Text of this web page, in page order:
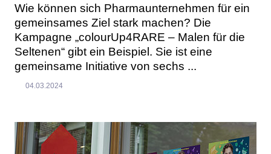
Wie können sich Pharmaunternehmen für ein
gemeinsames Ziel stark machen? Die
Kampagne „colourUp4RARE – Malen für die
Seltenen“ gibt ein Beispiel. Sie ist eine
gemeinsame Initiative von sechs ...
04.03.2024